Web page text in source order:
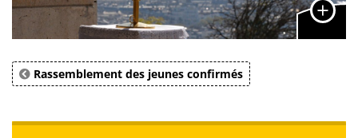
Rassemblement des jeunes confirmés